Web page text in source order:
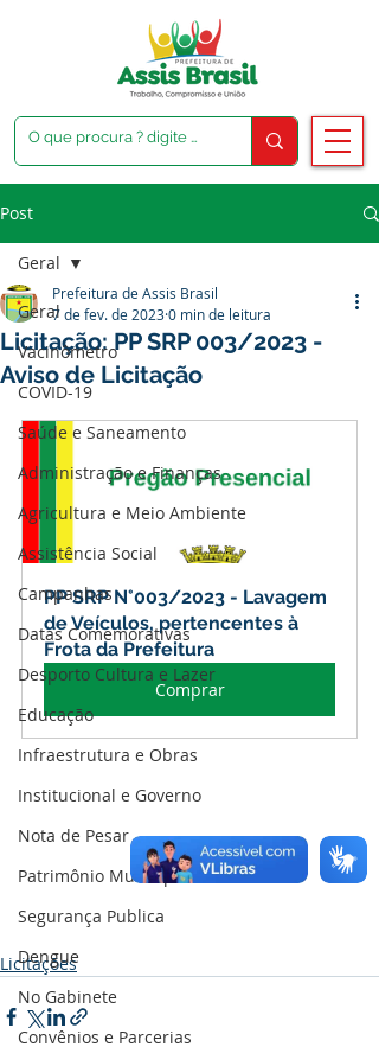
Post
Geral
Vacinômetro
COVID-19
Saúde e Saneamento
Administração e Finanças
Agricultura e Meio Ambiente
Assistência Social
Campanhas
Datas Comemorativas
Desporto Cultura e Lazer
Educação
Infraestrutura e Obras
Institucional e Governo
Nota de Pesar
Patrimônio Municipal
Segurança Publica
Dengue
No Gabinete
Convênios e Parcerias
Geral
Licitação: PP SRP 003/2023 -
Aviso de Licitação
Prefeitura de Assis Brasil
7 de fev. de 20230 min de leitura
PP SRP N°003/2023 - Lavagem
de Veículos, pertencentes à
Frota da Prefeitura
Comprar
Licitações